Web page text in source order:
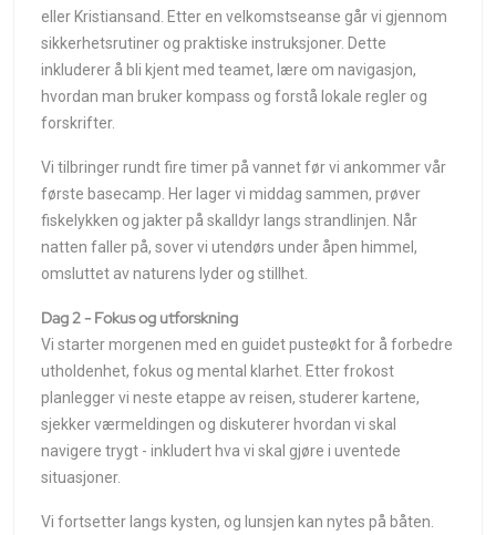
eller Kristiansand. Etter en velkomstseanse går vi gjennom
sikkerhetsrutiner og praktiske instruksjoner. Dette
inkluderer å bli kjent med teamet, lære om navigasjon,
hvordan man bruker kompass og forstå lokale regler og
forskrifter.
Vi tilbringer rundt fire timer på vannet før vi ankommer vår
første basecamp. Her lager vi middag sammen, prøver
fiskelykken og jakter på skalldyr langs strandlinjen. Når
natten faller på, sover vi utendørs under åpen himmel,
omsluttet av naturens lyder og stillhet.
Dag 2 - Fokus og utforskning
Vi starter morgenen med en guidet pusteøkt for å forbedre
utholdenhet, fokus og mental klarhet. Etter frokost
planlegger vi neste etappe av reisen, studerer kartene,
sjekker værmeldingen og diskuterer hvordan vi skal
navigere trygt - inkludert hva vi skal gjøre i uventede
situasjoner.
Vi fortsetter langs kysten, og lunsjen kan nytes på båten.